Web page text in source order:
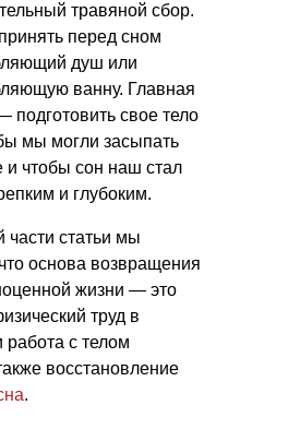
травяной сбор.
перед сном
душ или
ванну. Главная
подготовить свое тело
мы могли засыпать
и чтобы сон наш стал
и глубоким.
части статьи мы
основа возвращения
жизни — это
труд в
работа с телом
восстановление
.